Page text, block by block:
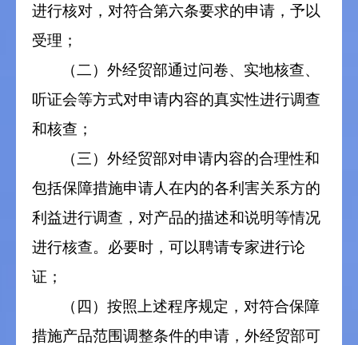
进行核对，对符合第六条要求的申请，予以
受理；
（二）外经贸部通过问卷、实地核查、
听证会等方式对申请内容的真实性进行调查
和核查；
（三）外经贸部对申请内容的合理性和
包括保障措施申请人在内的各利害关系方的
利益进行调查，对产品的描述和说明等情况
进行核查。必要时，可以聘请专家进行论
证；
（四）按照上述程序规定，对符合保障
措施产品范围调整条件的申请，外经贸部可